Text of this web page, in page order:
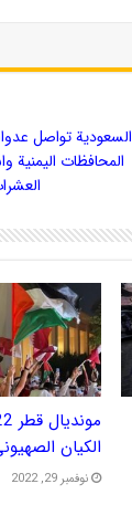
السعودية تواصل
المحافظات اليمنية
الكيان
نوفمبر 29, 2022